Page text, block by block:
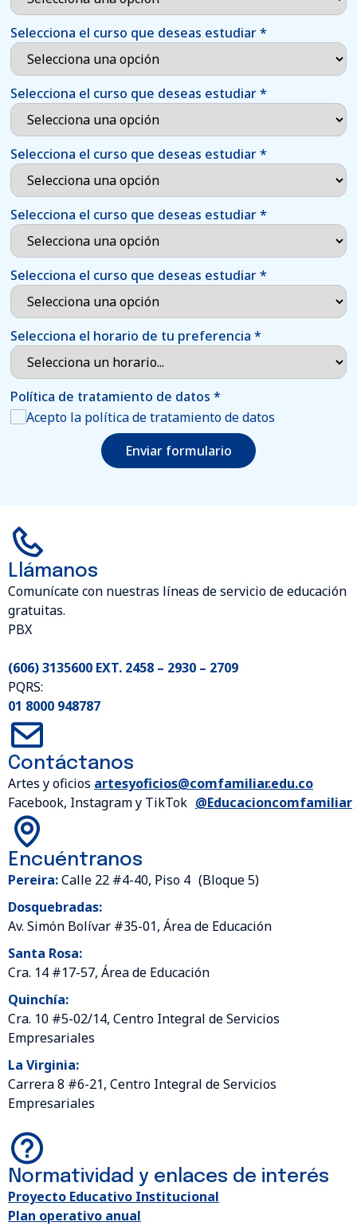
Selecciona el curso que deseas estudiar*
Selecciona el curso que deseas estudiar*
Selecciona el curso que deseas estudiar*
Selecciona el curso que deseas estudiar*
Selecciona el curso que deseas estudiar*
Selecciona el horario de tu preferencia*
Política de tratamiento de datos*
Acepto la política de tratamiento de datos
Enviar formulario
Llámanos
Comunícate con nuestras líneas de servicio de educación
gratuitas.
PBX
(606) 3135600 EXT. 2458 – 2930 – 2709
PQRS:
01 8000 948787
Contáctanos
Artes y oficios artesyoficios@comfamiliar.edu.co
Facebook, Instagram y TikTok @Educacioncomfamiliar
Encuéntranos
Pereira:Calle 22 #4-40, Piso 4 (Bloque 5)
Dosquebradas:
Av. Simón Bolívar #35-01, Área de Educación
Santa Rosa:
Cra. 14 #17-57, Área de Educación
Quinchía:
Cra. 10 #5-02/14, Centro Integral de Servicios
Empresariales
La Virginia:
Carrera 8 #6-21, Centro Integral de Servicios
Empresariales
Normatividad y enlaces de interés
Proyecto Educativo Institucional
Plan operativo anual